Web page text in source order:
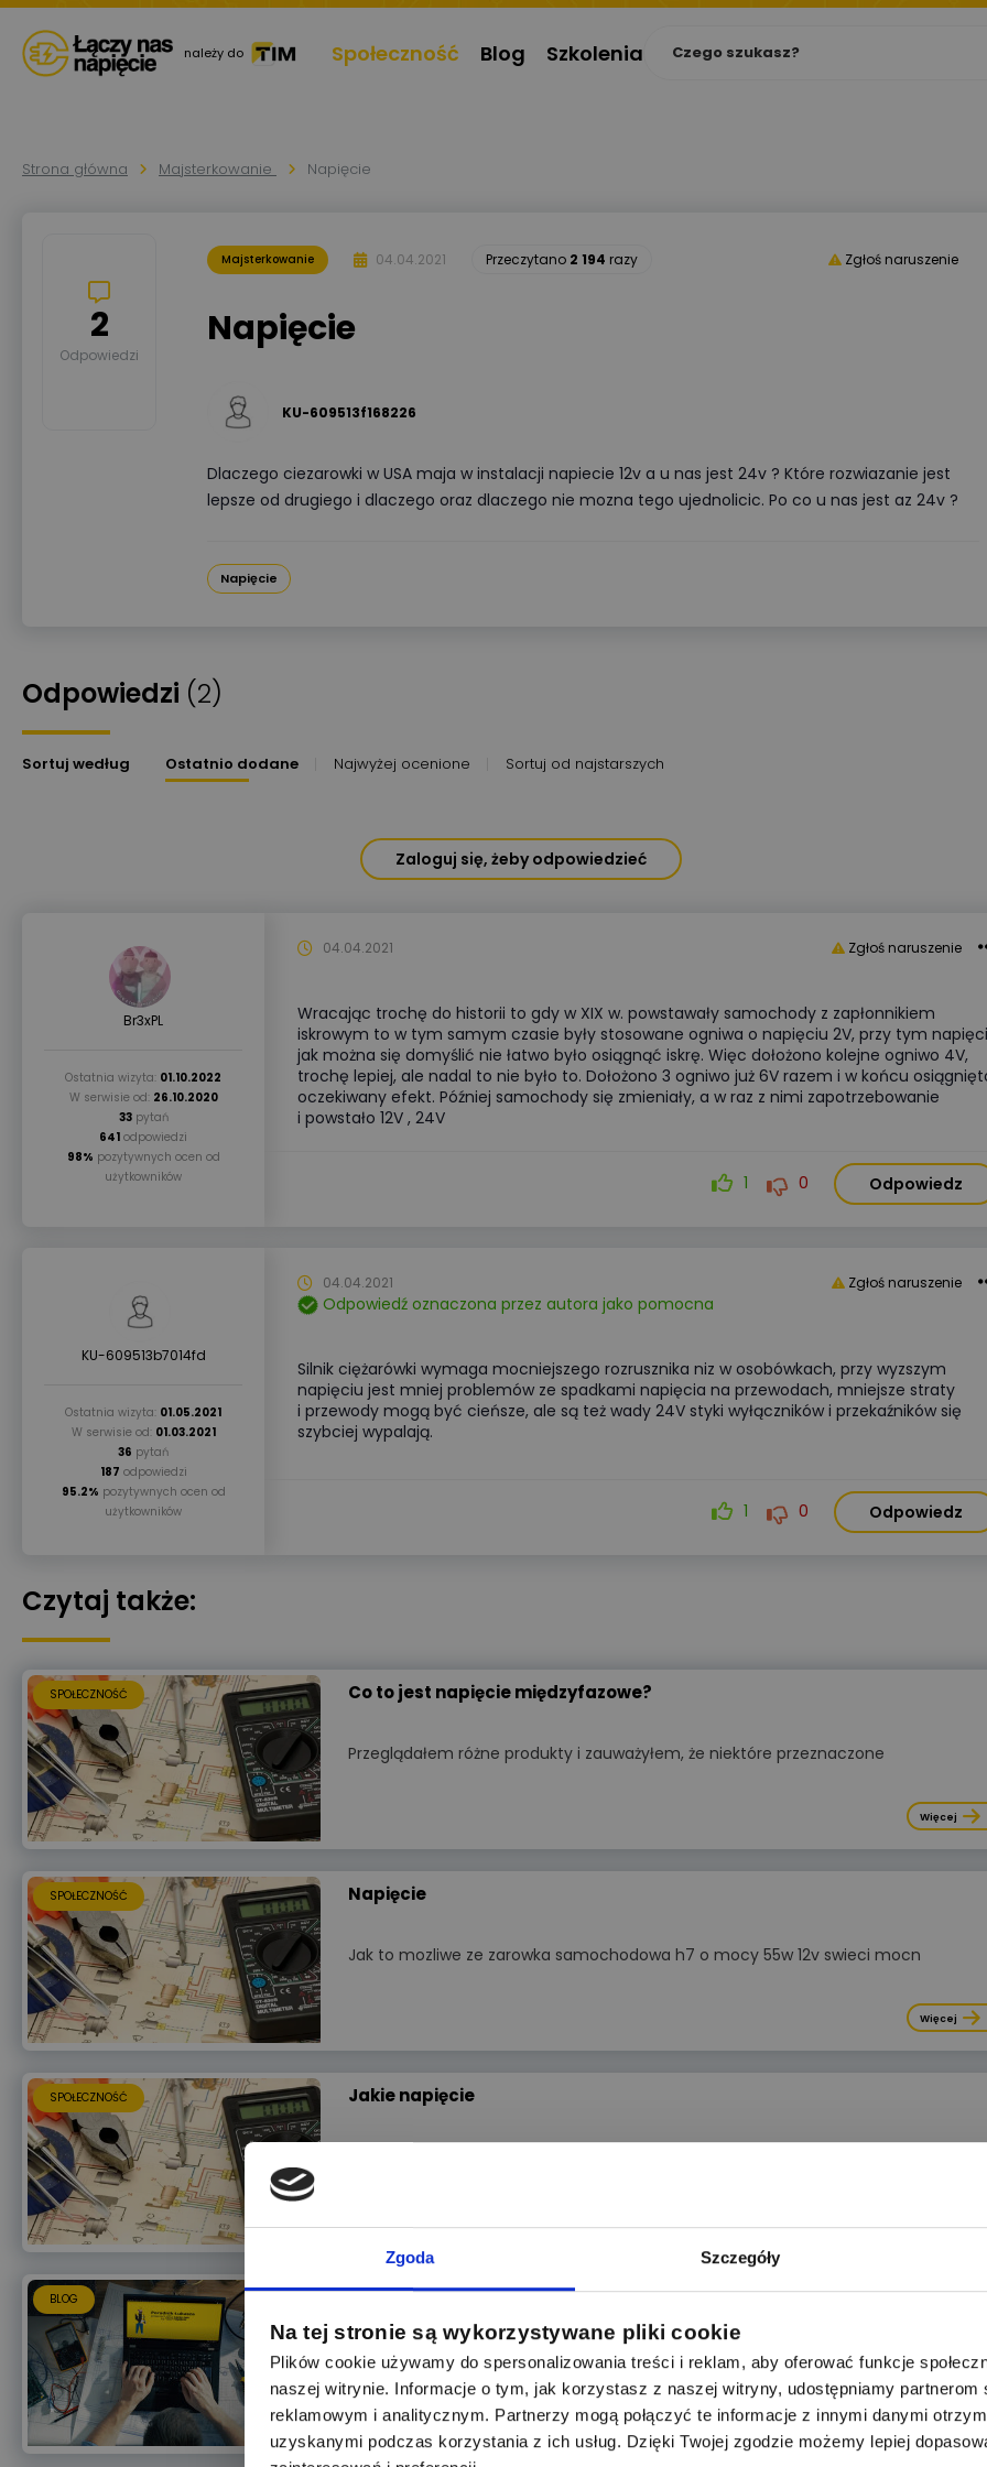
Zgoda Szczegóły
Na tej stronie są wykorzystywane pliki cookie
Plików cookie używamy do spersonalizowania treści i reklam, aby oferować funkcje
naszej witrynie. Informacje o tym, jak korzystasz z naszej witryny, udostępniamy partnerom
reklamowym i analitycznym. Partnerzy mogą połączyć te informacje z innymi danymi
uzyskanymi podczas korzystania z ich usług. Dzięki Twojej zgodzie możemy lepiej
należy do Społeczność Blog Szkolenia
Strona główna Majsterkowanie Napięcie
Majsterkowanie 04.04.2021 Przeczytano 2 194 razy Zgłoś naruszenie
Napięcie
KU-609513f168226
Dlaczego ciezarowki w USA maja w instalacji napiecie 12v a u nas jest 24v ? Które rozwiazanie jest
lepsze od drugiego i dlaczego oraz dlaczego nie mozna tego ujednolicic. Po co u nas jest az 24v ?
Napięcie
2
Odpowiedzi
Odpowiedzi (2)
Sortuj według Ostatnio dodane Najwyżej ocenione Sortuj od najstarszych
Zaloguj się, żeby odpowiedzieć
Br3xPL
Ostatnia wizyta: 01.10.2022
W serwisie od: 26.10.2020
33pytań
641 odpowiedzi
98% pozytywnych ocen od
użytkowników
Zgłoś naruszenie
04.04.2021
Wracając trochę do historii to gdy w XIX w. powstawały samochody z zapłonnikiem
iskrowym to w tym samym czasie były stosowane ogniwa o napięciu 2V, przy tym
jak można się domyślić nie łatwo było osiągnąć iskrę. Więc dołożono kolejne ogniwo 4V,
trochę lepiej, ale nadal to nie było to. Dołożono 3 ogniwo już 6V razem i w końcu
oczekiwany efekt. Później samochody się zmieniały, a w raz z nimi zapotrzebowanie
i powstało 12V , 24V
1 0 Odpowiedz
KU-609513b7014fd
Ostatnia wizyta: 01.05.2021
W serwisie od: 01.03.2021
36 pytań
187 odpowiedzi
95.2% pozytywnych ocen od
użytkowników
Zgłoś naruszenie
04.04.2021
Odpowiedź oznaczona przez autora jako pomocna
Silnik ciężarówki wymaga mocniejszego rozrusznika niz w osobówkach, przy wyzszym
napięciu jest mniej problemów ze spadkami napięcia na przewodach, mniejsze straty
i przewody mogą być cieńsze, ale są też wady 24V styki wyłączników i przekaźników się
szybciej wypalają.
1 0 Odpowiedz
Czytaj także:
SPOŁECZNOŚĆ Co to jest napięcie międzyfazowe?
Przeglądałem różne produkty i zauważyłem, że niektóre przeznaczone
Więcej
SPOŁECZNOŚĆ Napięcie
Jak to mozliwe ze zarowka samochodowa h7 o mocy 55w 12v swieci mocn
Więcej
SPOŁECZNOŚĆ Jakie napięcie
BLOG Poradnik Łukasza - O społeczności "Łączy nas napięcie"
Wasze zdanie jest dla nas niezwykle ważne, dlatego planując rozwój
Więcej